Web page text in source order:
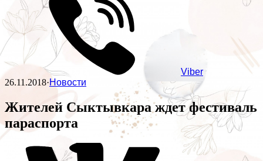
Viber
26.11.2018·Новости
Жителей Сыктывкара ждет фестиваль
параспорта